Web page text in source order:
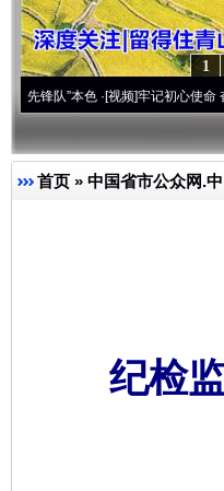
1
·[视频]牢记初心使命 奋进复兴征
首页 » 中国省市公众网.
纪检